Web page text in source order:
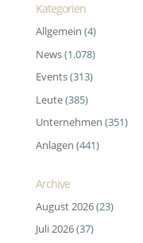
Kategorien
Allgemein (4)
News(1.078)
Events(313)
Leute(385)
Unternehmen (351)
Anlagen (441)
Archive
August 2026(23)
Juli 2026(37)